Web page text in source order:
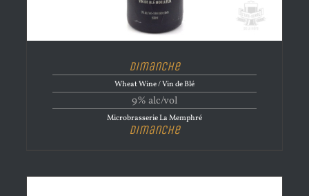
Dimanche
Wheat Wine / Vin de Blé
9% alc/vol
Microbrasserie La Memphré
Dimanche